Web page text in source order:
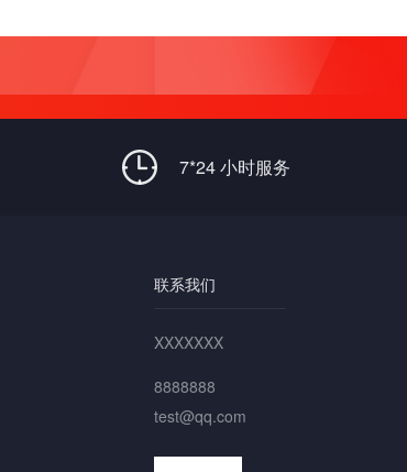
7*24 小时服务
联系我们
XXXXXXX
8888888
test@qq.com